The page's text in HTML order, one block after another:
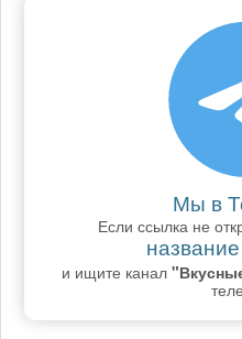
Мы в
Если ссылка не
и ищите канал